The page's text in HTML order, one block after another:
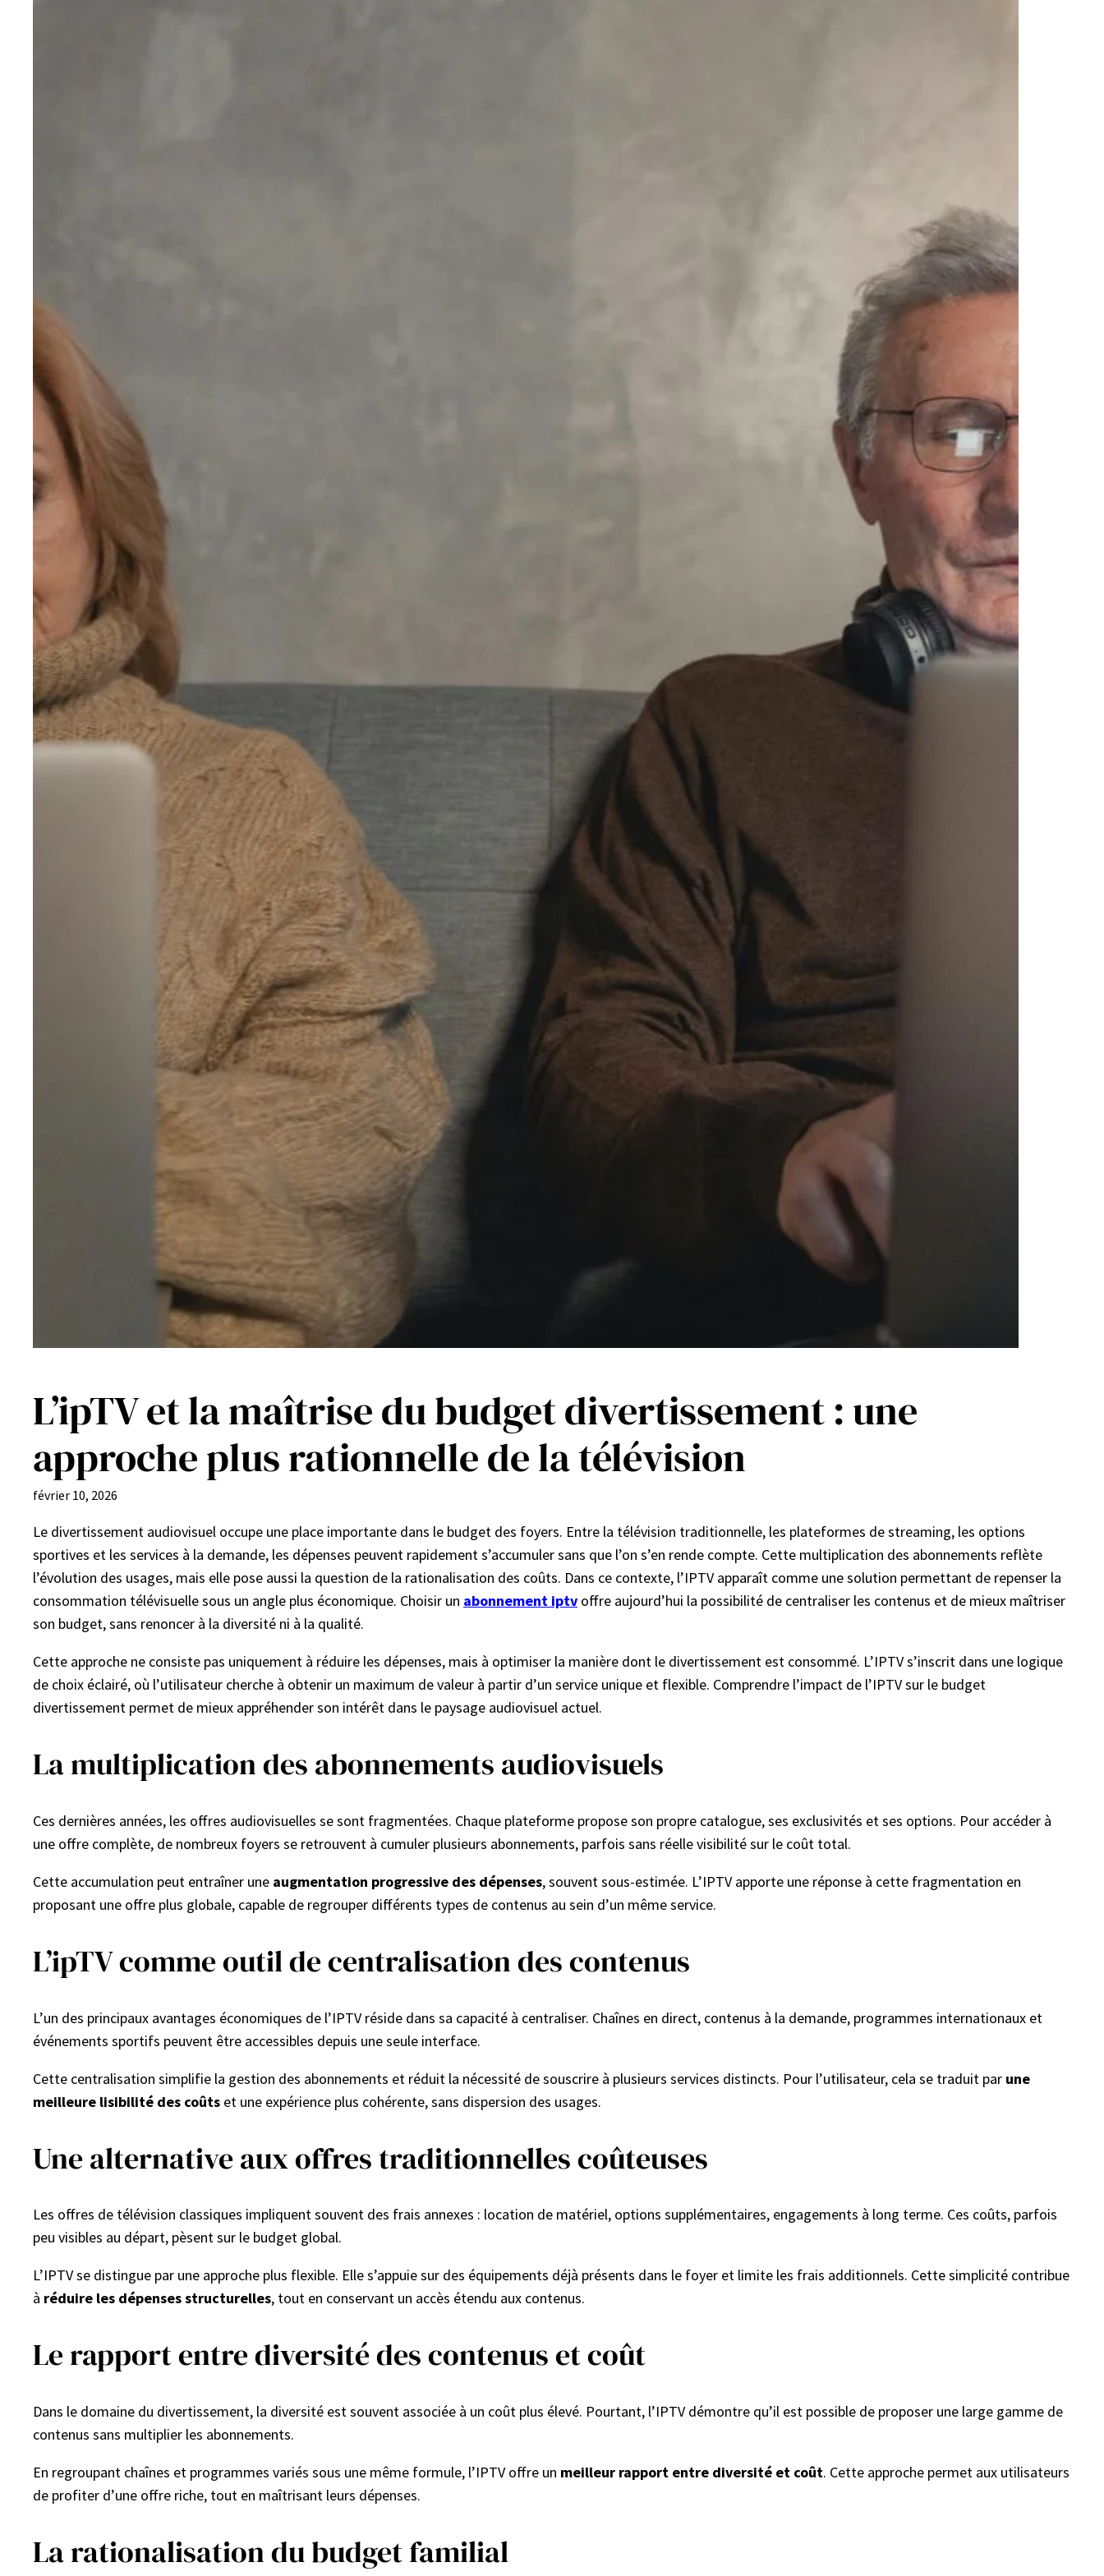
L’ipTV et la maîtrise du budget divertissement : une
approche plus rationnelle de la télévision
février 10, 2026
Le divertissement audiovisuel occupe une place importante dans le budget des foyers. Entre la télévision traditionnelle, les plateformes de streaming, les options
sportives et les services à la demande, les dépenses peuvent rapidement s’accumuler sans que l’on s’en rende compte. Cette multiplication des abonnements reflète
l’évolution des usages, mais elle pose aussi la question de la rationalisation des coûts. Dans ce contexte, l’IPTV apparaît comme une solution permettant de repenser la
consommation télévisuelle sous un angle plus économique. Choisir un abonnement iptv offre aujourd’hui la possibilité de centraliser les contenus et de mieux maîtriser
son budget, sans renoncer à la diversité ni à la qualité.
Cette approche ne consiste pas uniquement à réduire les dépenses, mais à optimiser la manière dont le divertissement est consommé. L’IPTV s’inscrit dans une logique
de choix éclairé, où l’utilisateur cherche à obtenir un maximum de valeur à partir d’un service unique et flexible. Comprendre l’impact de l’IPTV sur le budget
divertissement permet de mieux appréhender son intérêt dans le paysage audiovisuel actuel.
La multiplication des abonnements audiovisuels
Ces dernières années, les offres audiovisuelles se sont fragmentées. Chaque plateforme propose son propre catalogue, ses exclusivités et ses options. Pour accéder à
une offre complète, de nombreux foyers se retrouvent à cumuler plusieurs abonnements, parfois sans réelle visibilité sur le coût total.
Cette accumulation peut entraîner une augmentation progressive des dépenses, souvent sous-estimée. L’IPTV apporte une réponse à cette fragmentation en
proposant une offre plus globale, capable de regrouper différents types de contenus au sein d’un même service.
L’ipTV comme outil de centralisation des contenus
L’un des principaux avantages économiques de l’IPTV réside dans sa capacité à centraliser. Chaînes en direct, contenus à la demande, programmes internationaux et
événements sportifs peuvent être accessibles depuis une seule interface.
Cette centralisation simplifie la gestion des abonnements et réduit la nécessité de souscrire à plusieurs services distincts. Pour l’utilisateur, cela se traduit par une
meilleure lisibilité des coûts et une expérience plus cohérente, sans dispersion des usages.
Une alternative aux offres traditionnelles coûteuses
Les offres de télévision classiques impliquent souvent des frais annexes : location de matériel, options supplémentaires, engagements à long terme. Ces coûts, parfois
peu visibles au départ, pèsent sur le budget global.
L’IPTV se distingue par une approche plus flexible. Elle s’appuie sur des équipements déjà présents dans le foyer et limite les frais additionnels. Cette simplicité contribue
à réduire les dépenses structurelles, tout en conservant un accès étendu aux contenus.
Le rapport entre diversité des contenus et coût
Dans le domaine du divertissement, la diversité est souvent associée à un coût plus élevé. Pourtant, l’IPTV démontre qu’il est possible de proposer une large gamme de
contenus sans multiplier les abonnements.
En regroupant chaînes et programmes variés sous une même formule, l’IPTV offre un meilleur rapport entre diversité et coût. Cette approche permet aux utilisateurs
de profiter d’une offre riche, tout en maîtrisant leurs dépenses.
La rationalisation du budget familial